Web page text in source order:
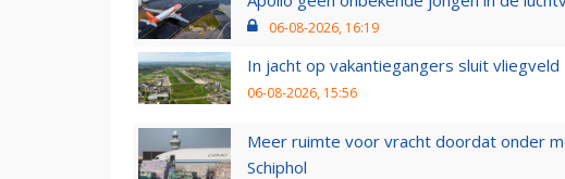
06-08-2026, 16:19
In jacht op vakantiegangers sluit vliegveld
06-08-2026, 15:56
Meer ruimte voor vracht doordat onder
Schiphol